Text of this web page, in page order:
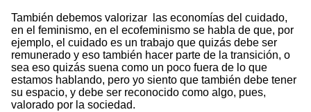
También debemos valorizar las economías del cuidado,
en el feminismo, en el ecofeminismo se habla de que, por
ejemplo, el cuidado es un trabajo que quizás debe ser
remunerado y eso también hacer parte de la transición, o
sea eso quizás suena como un poco fuera de lo que
estamos hablando, pero yo siento que también debe tener
su espacio, y debe ser reconocido como algo, pues,
valorado por la sociedad.